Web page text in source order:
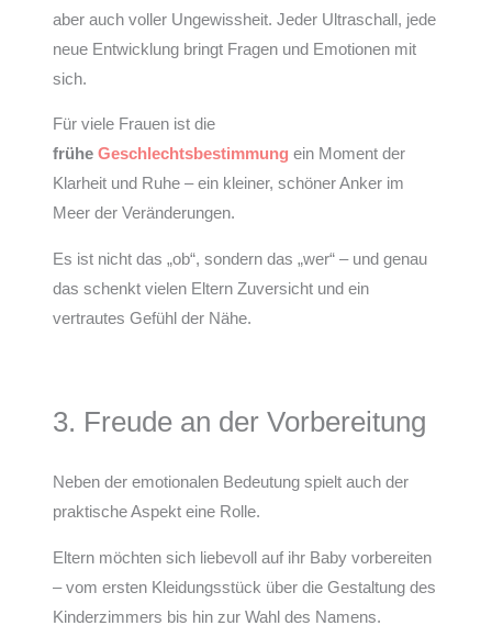
aber auch voller Ungewissheit. Jeder Ultraschall, jede
neue Entwicklung bringt Fragen und Emotionen mit
sich.
Für viele Frauen ist die
frühe Geschlechtsbestimmung ein Moment der
Klarheit und Ruhe – ein kleiner, schöner Anker im
Meer der Veränderungen.
Es ist nicht das „ob“, sondern das „wer“ – und genau
das schenkt vielen Eltern Zuversicht und ein
vertrautes Gefühl der Nähe.
3. Freude an der Vorbereitung
Neben der emotionalen Bedeutung spielt auch der
praktische Aspekt eine Rolle.
Eltern möchten sich liebevoll auf ihr Baby vorbereiten
– vom ersten Kleidungsstück über die Gestaltung des
Kinderzimmers bis hin zur Wahl des Namens.